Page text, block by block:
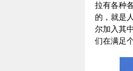
拉有各种
的，就是
尔加入其
们在满足